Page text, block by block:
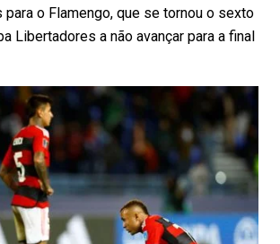
o Flamengo, que se tornou o sexto
Libertadores a não avançar para a final